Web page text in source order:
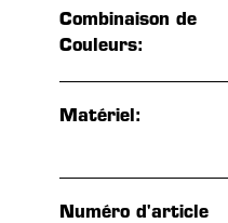
Combinaison de
Couleurs:
Matériel:
Numéro d'article